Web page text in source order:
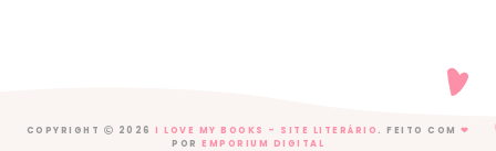
COPYRIGHT 2026 I LOVE MY BOOKS - SITE LITERÁRIO . FEITO COM ❤
POR EMPORIUM DIGITAL